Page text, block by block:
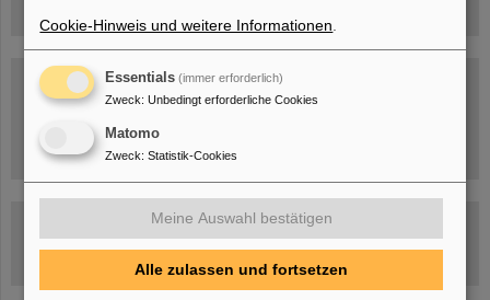
Umgang mit den Auswirkungen des Kriegs in der Ukraine
GSI-FAIR Kolloquium
Aktuelle Termine
Cookie-Hinweis und weitere Informationen
Essentials (immer erforderlich)
Zweck: Unbedingt erforderliche Cookies
Matomo
Zweck: Statistik-Cookies
Meine Auswahl bestätigen
Alle zulassen und fortsetzen